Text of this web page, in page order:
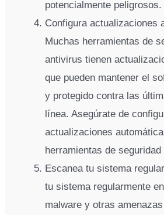
potencialmente peligrosos.
Configura actualizaciones
Muchas herramientas de
antivirus tienen
que pueden mantener el
y protegido contra las
línea. Asegúrate de
actualizaciones
herramientas de
Escanea tu sistema
tu sistema regularmente
malware y otras